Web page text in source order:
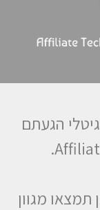
הגעתם
מגוון